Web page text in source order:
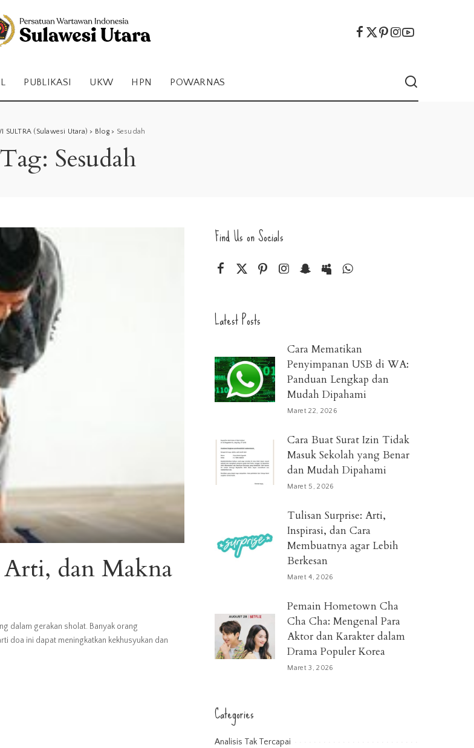
PUBLIKASI UKW HPN POWARNAS
SULTRA (Sulawesi Utara) > Blog> Sesudah
Tag: Sesudah
Arti, dan Makna
dalam gerakan sholat. Banyak orang
doa ini dapat meningkatkan kekhusyukan dan
Find Us on Socials
Latest Posts
Cara Mematikan
Penyimpanan USB di WA:
Panduan Lengkap dan
Mudah Dipahami
Maret 22, 2026
Cara Buat Surat Izin Tidak
Masuk Sekolah yang Benar
dan Mudah Dipahami
Maret 5, 2026
Tulisan Surprise: Arti,
Inspirasi, dan Cara
Membuatnya agar Lebih
Berkesan
Maret 4, 2026
Pemain Hometown Cha
Cha Cha: Mengenal Para
Aktor dan Karakter dalam
Drama Populer Korea
Maret 3, 2026
Categories
Analisis Tak Tercapai